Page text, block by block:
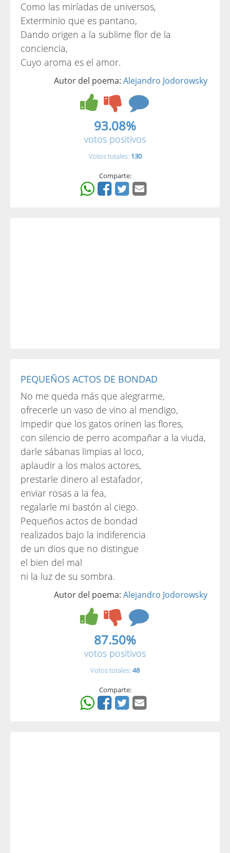
Como las miríadas de universos,
Exterminio que es pantano,
Dando origen a la sublime flor de la
conciencia,
Cuyo aroma es el amor.
Autor del poema: Alejandro Jodorowsky
93.08%
votos positivos
Votos totales: 130
Comparte:
PEQUEÑOS ACTOS DE BONDAD
No me queda más que alegrarme,
ofrecerle un vaso de vino al mendigo,
impedir que los gatos orinen las flores,
con silencio de perro acompañar a la viuda,
darle sábanas limpias al loco,
aplaudir a los malos actores,
prestarle dinero al estafador,
enviar rosas a la fea,
regalarle mi bastón al ciego.
Pequeños actos de bondad
realizados bajo la indiferencia
de un dios que no distingue
el bien del mal
ni la luz de su sombra.
Autor del poema: Alejandro Jodorowsky
87.50%
votos positivos
Votos totales: 48
Comparte: